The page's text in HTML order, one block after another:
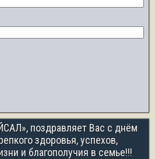
поздравляет Вас с днём
здоровья, успехов,
и благополучия в семье!!!